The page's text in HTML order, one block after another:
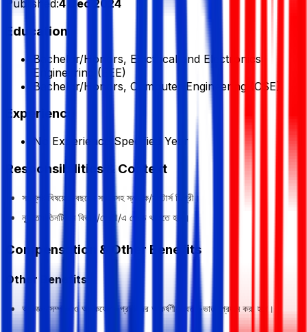
Published:4 Dec 2024
Education
Bachelor/Honors, Electrical and Electronics
Engineering (EEE)
Bachelor/Honors, Computer Engineering (CSE)
Experience
No Experience Specified Year
Responsibilities & Context
সংশ্লিষ্ট বিষয়ে ৪ বছরের সম্মানসহ স্নাতক/মাস্টার্স ডিগ্রী।
ন্যূনতম তিনটি ১ম বিভাগ/শ্রেণী/এ গ্রেড থাকতে হবে।
Compensation & Other Benefits
Other Benefits
অভিজ্ঞতাসম্পন্ন ও অধিকযোগ্য প্রার্থীদের আকর্ষণীয় বেতন-ভাতা প্রদান করা হবে।